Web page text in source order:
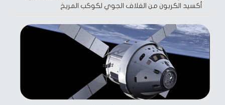
أكسيد الكربون من الغلاف الجوي لكوكب المريخ